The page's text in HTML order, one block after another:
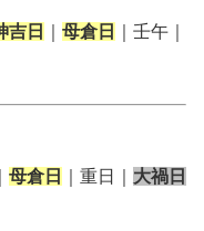
吉日 母倉日
｜壬午｜
母倉日 ｜重日｜ 大禍日